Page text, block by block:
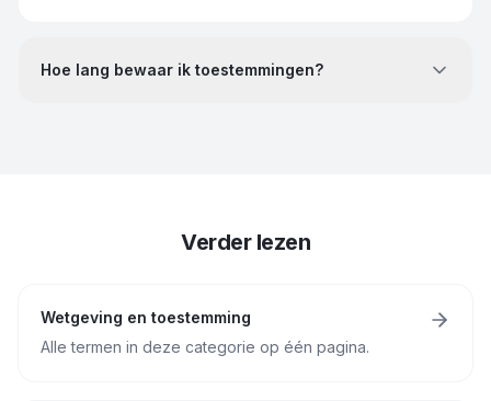
Hoe lang bewaar ik toestemmingen?
Verder lezen
Wetgeving en toestemming
Alle termen in deze categorie op één pagina.